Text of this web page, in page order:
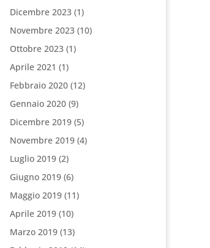
Dicembre 2023(1)
Novembre 2023(10)
Ottobre 2023(1)
Aprile 2021 (1)
Febbraio 2020(12)
Gennaio 2020(9)
Dicembre 2019(5)
Novembre 2019(4)
Luglio 2019(2)
Giugno 2019(6)
Maggio 2019(11)
Aprile 2019(10)
Marzo 2019(13)